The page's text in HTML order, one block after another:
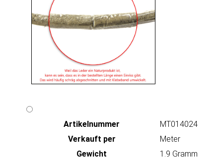
Artikeln‌ummer
MT014024
Verkauft per
Meter
Gewicht
1.9 Gramm